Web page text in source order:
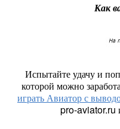
Как
Испытайте удачу и
которой можно
играть Авиатор с
pro-aviator.ru